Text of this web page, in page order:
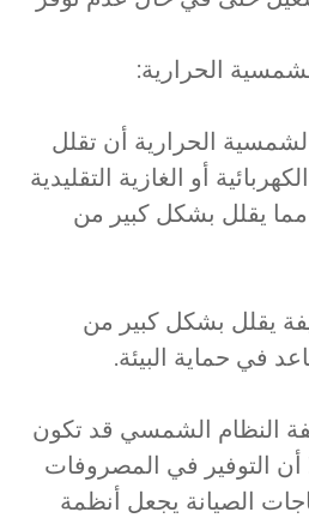
الحرارية:
الحرارية أن تقلل
أو الغازية التقليدية
تصل إلى 70٪، مما يقلل بشكل كبير من
يقلل بشكل كبير من
في حماية البيئة.
النظام الشمسي قد تكون
أن التوفير في المصروفات
الصيانة يجعل أنظمة